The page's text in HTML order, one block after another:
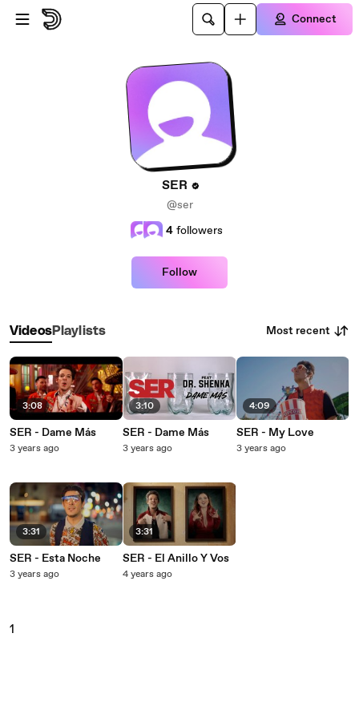
Skip to main content
Connect
SER
@ser
4 followers
Follow
VideosPlaylists Most recent
3:08
SER - Dame Más
3 years ago
3:31
SER - Esta Noche
3 years ago
3:10
SER - Dame Más
3 years ago
3:31
SER - El Anillo Y Vos
4 years ago
4:09
SER - My Love
3 years ago
1